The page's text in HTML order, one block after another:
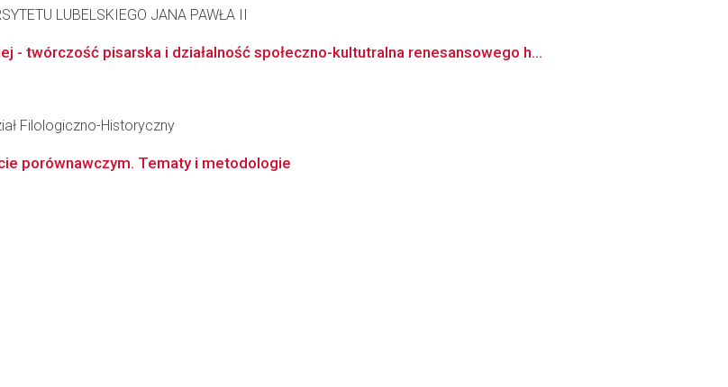
LUBELSKIEGO JANA PAWŁA II
- twórczość pisarska i działalność społeczno-kultutralna renesansowego h...
Filologiczno-Historyczny
porównawczym. Tematy i metodologie